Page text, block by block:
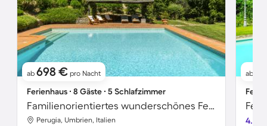
ab 698 € pro Nacht
Ferienhaus ∙ 8 Gäste ∙ 5 Schlafzimmer
Familienorientiertes wunderschönes Ferienhaus mit privatem Pool, Garten und Terrasse | Ideal für Homeoffice
Perugia, Umbrien, Italien
ab
4.6